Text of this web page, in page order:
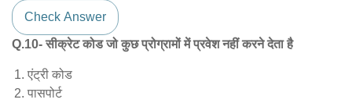
Check Answer
Q.10- सीक्रेट कोड जो कुछ प्रोग्रामों में प्रवेश नहीं करने देता है
एंट्री कोड
पासपोर्ट